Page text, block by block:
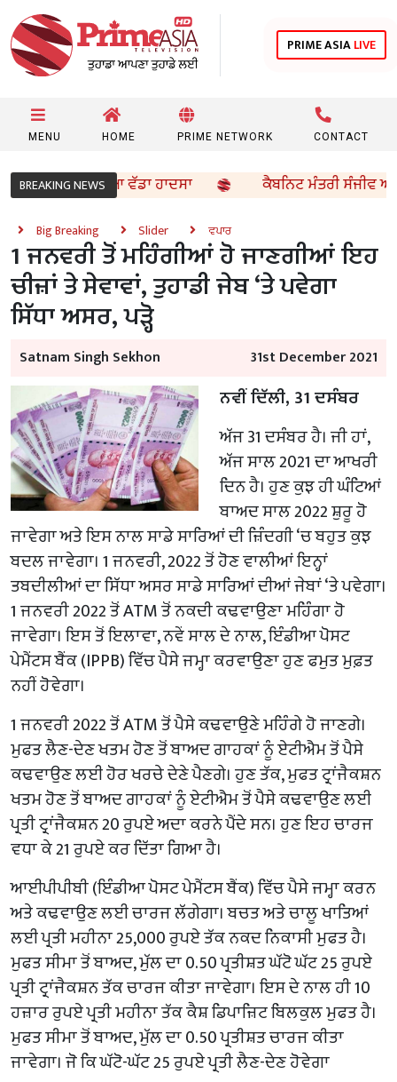
PRIME ASIALIVE
MENU HOME PRIME NETWORK CONTACT
BREAKING NEWS
’ਚ ਟੱਲਿਆ ਵੱਡਾ ਹਾਦਸਾ ਕੈਬਨਿਟ ਮੰਤਰੀ ਸੰਜੀਵ ਅਰੋੜਾ
Big Breaking Slider ਵਪਾਰ
1 ਜਨਵਰੀ ਤੋਂ ਮਹਿੰਗੀਆਂ ਹੋ ਜਾਣਗੀਆਂ ਇਹ
ਚੀਜ਼ਾਂ ਤੇ ਸੇਵਾਵਾਂ, ਤੁਹਾਡੀ ਜੇਬ ‘ਤੇ ਪਵੇਗਾ
ਸਿੱਧਾ ਅਸਰ, ਪੜ੍ਹੋ
Satnam Singh Sekhon 31st December 2021
ਨਵੀਂ ਦਿੱਲੀ, 31 ਦਸੰਬਰ
ਅੱਜ 31 ਦਸੰਬਰ ਹੈ। ਜੀ ਹਾਂ,
ਅੱਜ ਸਾਲ 2021 ਦਾ ਆਖਰੀ
ਦਿਨ ਹੈ। ਹੁਣ ਕੁਝ ਹੀ ਘੰਟਿਆਂ
ਬਾਅਦ ਸਾਲ 2022 ਸ਼ੁਰੂ ਹੋ
ਜਾਵੇਗਾ ਅਤੇ ਇਸ ਨਾਲ ਸਾਡੇ ਸਾਰਿਆਂ ਦੀ ਜ਼ਿੰਦਗੀ ‘ਚ ਬਹੁਤ ਕੁਝ
ਬਦਲ ਜਾਵੇਗਾ। 1 ਜਨਵਰੀ, 2022 ਤੋਂ ਹੋਣ ਵਾਲੀਆਂ ਇਨ੍ਹਾਂ
ਤਬਦੀਲੀਆਂ ਦਾ ਸਿੱਧਾ ਅਸਰ ਸਾਡੇ ਸਾਰਿਆਂ ਦੀਆਂ ਜੇਬਾਂ ‘ਤੇ ਪਵੇਗਾ।
1 ਜਨਵਰੀ 2022 ਤੋਂ ATM ਤੋਂ ਨਕਦੀ ਕਢਵਾਉਣਾ ਮਹਿੰਗਾ ਹੋ
ਜਾਵੇਗਾ। ਇਸ ਤੋਂ ਇਲਾਵਾ, ਨਵੇਂ ਸਾਲ ਦੇ ਨਾਲ, ਇੰਡੀਆ ਪੋਸਟ
ਪੇਮੈਂਟਸ ਬੈਂਕ (IPPB) ਵਿੱਚ ਪੈਸੇ ਜਮ੍ਹਾ ਕਰਵਾਉਣਾ ਹੁਣ ਫਮੁਤ ਮੁਫ਼ਤ
ਨਹੀਂ ਹੋਵੇਗਾ।
1 ਜਨਵਰੀ 2022 ਤੋਂ ATM ਤੋਂ ਪੈਸੇ ਕਢਵਾਉਣੇ ਮਹਿੰਗੇ ਹੋ ਜਾਣਗੇ।
ਮੁਫਤ ਲੈਣ-ਦੇਣ ਖਤਮ ਹੋਣ ਤੋਂ ਬਾਅਦ ਗਾਹਕਾਂ ਨੂੰ ਏਟੀਐਮ ਤੋਂ ਪੈਸੇ
ਕਢਵਾਉਣ ਲਈ ਹੋਰ ਖਰਚੇ ਦੇਣੇ ਪੈਣਗੇ। ਹੁਣ ਤੱਕ, ਮੁਫਤ ਟ੍ਰਾਂਜੈਕਸ਼ਨ
ਖਤਮ ਹੋਣ ਤੋਂ ਬਾਅਦ ਗਾਹਕਾਂ ਨੂੰ ਏਟੀਐਮ ਤੋਂ ਪੈਸੇ ਕਢਵਾਉਣ ਲਈ
ਪ੍ਰਤੀ ਟ੍ਰਾਂਜੈਕਸ਼ਨ 20 ਰੁਪਏ ਅਦਾ ਕਰਨੇ ਪੈਂਦੇ ਸਨ। ਹੁਣ ਇਹ ਚਾਰਜ
ਵਧਾ ਕੇ 21 ਰੁਪਏ ਕਰ ਦਿੱਤਾ ਗਿਆ ਹੈ।
ਆਈਪੀਪੀਬੀ (ਇੰਡੀਆ ਪੋਸਟ ਪੇਮੈਂਟਸ ਬੈਂਕ) ਵਿੱਚ ਪੈਸੇ ਜਮ੍ਹਾ ਕਰਨ
ਅਤੇ ਕਢਵਾਉਣ ਲਈ ਚਾਰਜ ਲੱਗੇਗਾ। ਬਚਤ ਅਤੇ ਚਾਲੂ ਖਾਤਿਆਂ
ਲਈ ਪ੍ਰਤੀ ਮਹੀਨਾ 25,000 ਰੁਪਏ ਤੱਕ ਨਕਦ ਨਿਕਾਸੀ ਮੁਫਤ ਹੈ।
ਮੁਫਤ ਸੀਮਾ ਤੋਂ ਬਾਅਦ, ਮੁੱਲ ਦਾ 0.50 ਪ੍ਰਤੀਸ਼ਤ ਘੱਟੋ ਘੱਟ 25 ਰੁਪਏ
ਪ੍ਰਤੀ ਟ੍ਰਾਂਜੈਕਸ਼ਨ ਤੱਕ ਚਾਰਜ ਕੀਤਾ ਜਾਵੇਗਾ। ਇਸ ਦੇ ਨਾਲ ਹੀ 10
ਹਜ਼ਾਰ ਰੁਪਏ ਪ੍ਰਤੀ ਮਹੀਨਾ ਤੱਕ ਕੈਸ਼ ਡਿਪਾਜ਼ਿਟ ਬਿਲਕੁਲ ਮੁਫਤ ਹੈ।
ਮੁਫਤ ਸੀਮਾ ਤੋਂ ਬਾਅਦ, ਮੁੱਲ ਦਾ 0.50 ਪ੍ਰਤੀਸ਼ਤ ਚਾਰਜ ਕੀਤਾ
ਜਾਵੇਗਾ। ਜੋ ਕਿ ਘੱਟੋ-ਘੱਟ 25 ਰੁਪਏ ਪ੍ਰਤੀ ਲੈਣ-ਦੇਣ ਹੋਵੇਗਾ